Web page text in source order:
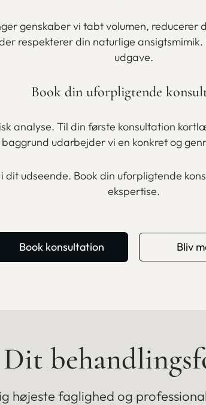
genskaber vi tabt volumen,
respekterer din naturlige
udgave.
Book din uforpligtende
analyse. Til din første konsultation
udarbejder vi en konkret og
udseende. Book din uforpligtende
ekspertise.
Book konsultation Bliv
Dit
højeste faglighed og